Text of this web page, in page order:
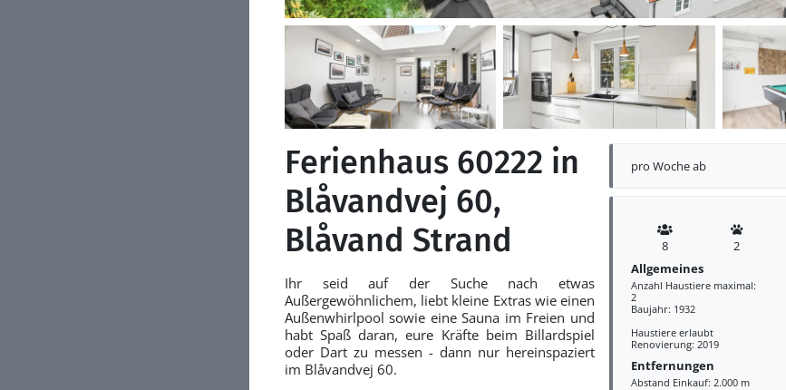
pro Woche ab
8 2
Allgemeines
Anzahl Haustiere maximal:
2
Baujahr: 1932
Haustiere erlaubt
Renovierung: 2019
Entfernungen
Abstand Einkauf: 2.000 m
Ferienhaus 60222 in
Blåvandvej 60,
Blåvand Strand
Ihr seid auf der Suche nach etwas
Außergewöhnlichem, liebt kleine Extras wie einen
Außenwhirlpool sowie eine Sauna im Freien und
habt Spaß daran, eure Kräfte beim Billardspiel
oder Dart zu messen - dann nur hereinspaziert
im Blåvandvej 60.